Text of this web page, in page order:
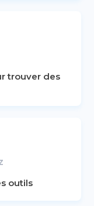
trouver des
outils